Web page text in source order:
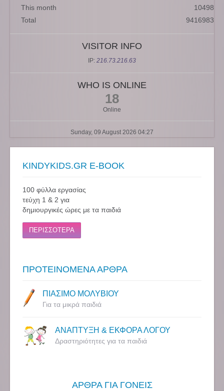
This month
10498
Total
9416983
VISITOR INFO
IP: 216.73.216.63
WHO IS ONLINE
18
Online
Sunday, 09 August 2026 04:27
KINDYKIDS.GR E-BOOK
100 φύλλα εργασίας
τεύχη 1 & 2 για
δημιουργικές ώρες με τα παιδιά
ΠΕΡΙΣΣΟΤΕΡΑ
ΠΡΟΤΕΙΝΟΜΕΝΑ ΑΡΘΡΑ
ΠΙΑΣΙΜΟ ΜΟΛΥΒΙΟΥ
Για τα μικρά παιδιά
ΑΝΑΠΤΥΞΗ & ΕΚΦΟΡΑ ΛΟΓΟΥ
Δραστηριότητες για τα παιδιά
ΑΡΘΡΑ ΓΙΑ ΓΟΝΕΙΣ